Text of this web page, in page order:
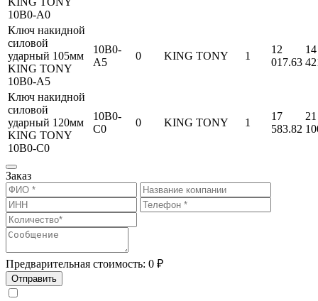
10B0-A0
Ключ накидной
силовой
ударный 105мм
KING TONY
10B0-A5
10B0-
A5
0 KING TONY 1
12
017.63
14
Ключ накидной
силовой
ударный 120мм
KING TONY
10B0-C0
10B0-
C0
0 KING TONY 1
17
583.82
21
Заказ
Предварительная стоимость: 0 ₽
Отправить